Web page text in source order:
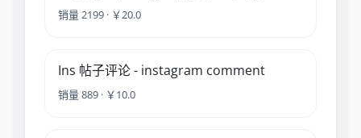
销量 2199 · ￥20.0
Ins 帖子评论 - instagram comment
销量 889 · ￥10.0